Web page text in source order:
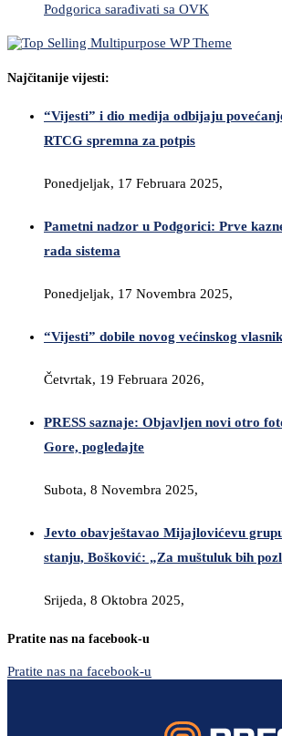
Podgorica sarađivati sa OVK
Najčitanije vijesti:
“Vijesti” i dio medija odbijaju
RTCG spremna za potpis
Ponedjeljak, 17 Februara 2025,
Pametni nadzor u Podgorici: Prve
rada sistema
Ponedjeljak, 17 Novembra 2025,
“Vijesti” dobile novog većinskog
Četvrtak, 19 Februara 2026,
PRESS saznaje: Objavljen novi otro
Gore, pogledajte
Subota, 8 Novembra 2025,
Jevto obavještavao Mijajlovićevu
stanju, Bošković: „Za muštuluk bih
Srijeda, 8 Oktobra 2025,
Pratite nas na facebook-u
Pratite nas na facebook-u